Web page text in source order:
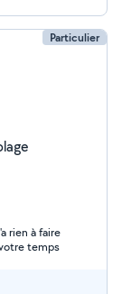
Particulier
rien à faire
temps